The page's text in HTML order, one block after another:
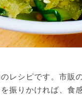
レシピです。市販
振りかければ、食